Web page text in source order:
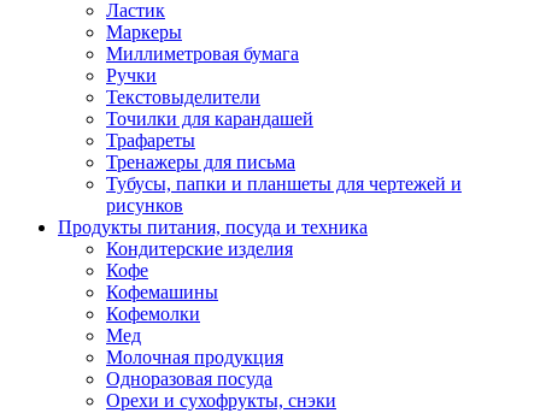
Ластик
Маркеры
Миллиметровая бумага
Ручки
Текстовыделители
Точилки для карандашей
Трафареты
Тренажеры для письма
Тубусы, папки и планшеты для чертежей и
рисунков
Продукты питания, посуда и техника
Кондитерские изделия
Кофе
Кофемашины
Кофемолки
Мед
Молочная продукция
Одноразовая посуда
Орехи и сухофрукты, снэки